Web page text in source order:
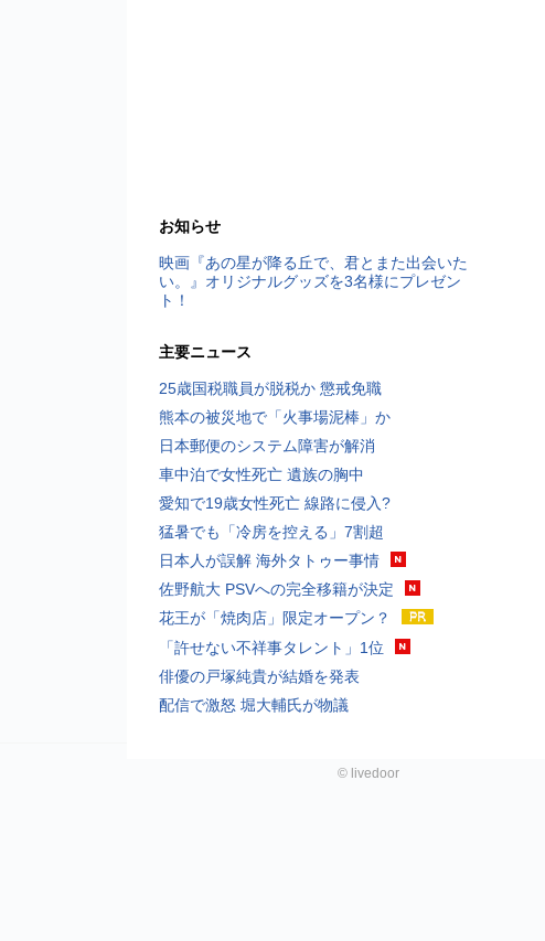
お知らせ
映画『あの星が降る丘で、君とまた出会いた
い。』オリジナルグッズを3名様にプレゼン
ト！
主要ニュース
25歳国税職員が脱税か 懲戒免職
熊本の被災地で「火事場泥棒」か
日本郵便のシステム障害が解消
車中泊で女性死亡 遺族の胸中
愛知で19歳女性死亡 線路に侵入?
猛暑でも「冷房を控える」7割超
日本人が誤解 海外タトゥー事情
佐野航大 PSVへの完全移籍が決定
花王が「焼肉店」限定オープン？
「許せない不祥事タレント」1位
俳優の戸塚純貴が結婚を発表
配信で激怒 堀大輔氏が物議
© livedoor